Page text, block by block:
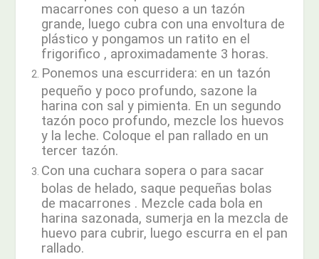
macarrones con queso a un tazón
grande, luego cubra con una envoltura de
plástico y pongamos un ratito en el
frigorifico , aproximadamente 3 horas.
Ponemos una escurridera: en un tazón
pequeño y poco profundo, sazone la
harina con sal y pimienta. En un segundo
tazón poco profundo, mezcle los huevos
y la leche. Coloque el pan rallado en un
tercer tazón.
Con una cuchara sopera o para sacar
bolas de helado, saque pequeñas bolas
de macarrones . Mezcle cada bola en
harina sazonada, sumerja en la mezcla de
huevo para cubrir, luego escurra en el pan
rallado.